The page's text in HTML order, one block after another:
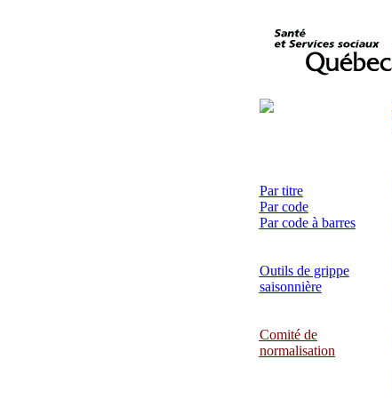
Par titre
Par code
Par code à barres
Outils de grippe
saisonnière
Comité de
normalisation